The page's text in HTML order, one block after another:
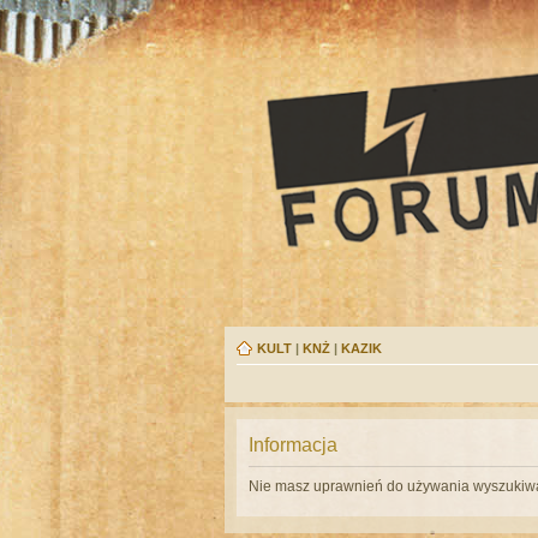
KULT | KNŻ | KAZIK
Informacja
Nie masz uprawnień do używania